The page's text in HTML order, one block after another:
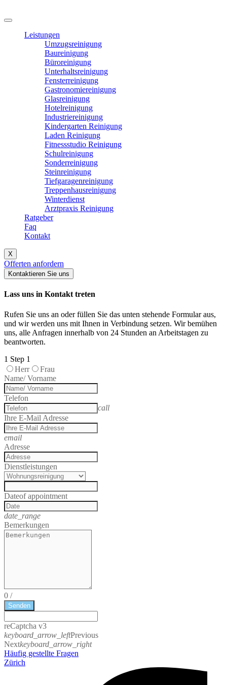
Leistungen
Umzugsreinigung
Baureinigung
Büroreinigung
Unterhaltsreinigung
Fensterreinigung
Gastronomiereinigung
Glasreinigung
Hotelreinigung
Industriereinigung
Kindergarten Reinigung
Laden Reinigung
Fitnessstudio Reinigung
Schulreinigung
Sonderreinigung
Steinreinigung
Tiefgaragenreinigung
Treppenhausreinigung
Winterdienst
Arztpraxis Reinigung
Ratgeber
Faq
Kontakt
X
Offerten anfordern
Kontaktieren Sie uns
Lass uns in Kontakt treten
Rufen Sie uns an oder füllen Sie das unten stehende Formular aus,
und wir werden uns mit Ihnen in Verbindung setzen. Wir bemühen
uns, alle Anfragen innerhalb von 24 Stunden an Arbeitstagen zu
beantworten.
1 Step 1
Herr
Frau
Name/ Vorname
Telefon
call
Ihre E-Mail Adresse
email
Adresse
Dienstleistungen
Dateof appointment
date_range
Bemerkungen
0 /
Senden
reCaptcha v3
keyboard_arrow_leftPrevious
Nextkeyboard_arrow_right
Häufig gestellte Fragen
Zürich